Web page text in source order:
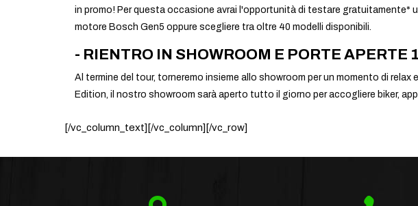
in promo! Per questa occasione avrai l'opportunità di testare gratuitamente*
motore Bosch Gen5 oppure scegliere tra oltre 40 modelli disponibili.
- RIENTRO IN SHOWROOM E PORTE APERTE
Al termine del tour, torneremo insieme allo showroom per un momento di relax
Edition, il nostro showroom sarà aperto tutto il giorno per accogliere biker,
[/vc_column_text][/vc_column][/vc_row]